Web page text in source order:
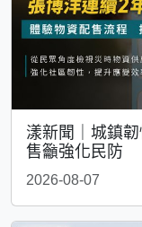
漾新聞｜城鎮
售籲強化民防
2026-08-07